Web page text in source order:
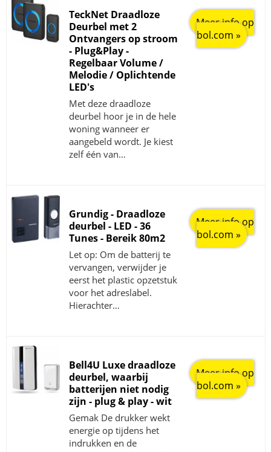
TeckNet Draadloze
Deurbel met 2
Ontvangers op stroom
- Plug&Play -
Regelbaar Volume /
Melodie / Oplichtende
LED's
Met deze draadloze
deurbel hoor je in de hele
woning wanneer er
aangebeld wordt. Je kiest
zelf één van…
Meer info op
bol.com »
Grundig - Draadloze
deurbel - LED - 36
Tunes - Bereik 80m2
Let op: Om de batterij te
vervangen, verwijder je
eerst het plastic opzetstuk
voor het adreslabel.
Hierachter…
Meer info op
bol.com »
Bell4U Luxe draadloze
deurbel, waarbij
batterijen niet nodig
zijn - plug & play - wit
Gemak De drukker wekt
energie op tijdens het
indrukken en de
Meer info op
bol.com »